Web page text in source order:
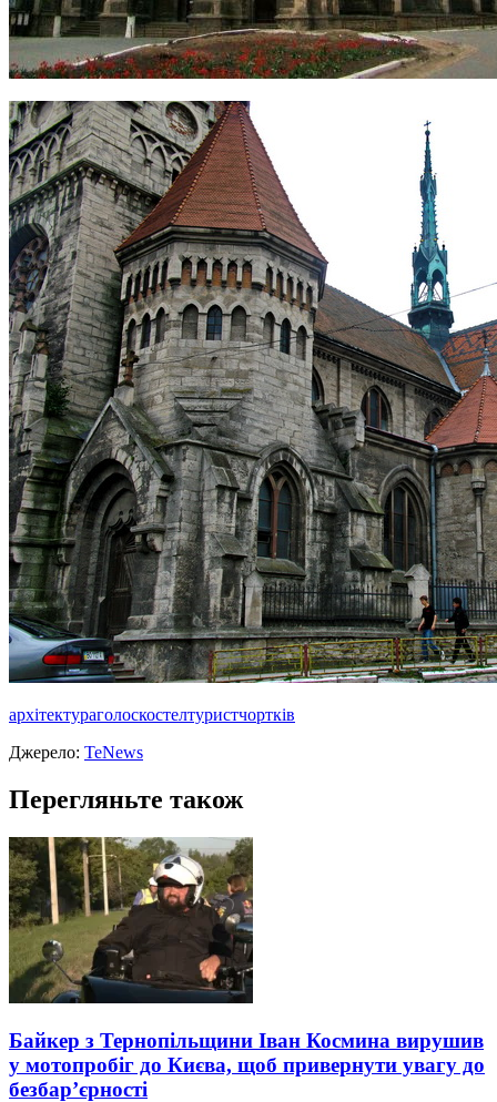
архітектураголоскостелтуристчортків
Джерело: TeNews
Перегляньте також
Байкер з Тернопільщини Іван Космина вирушив
у мотопробіг до Києва, щоб привернути увагу до
безбар’єрності